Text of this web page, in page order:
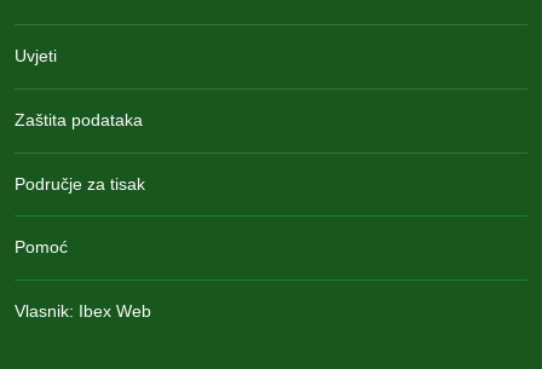
Uvjeti
Zaštita podataka
Područje za tisak
Pomoć
Vlasnik: Ibex Web